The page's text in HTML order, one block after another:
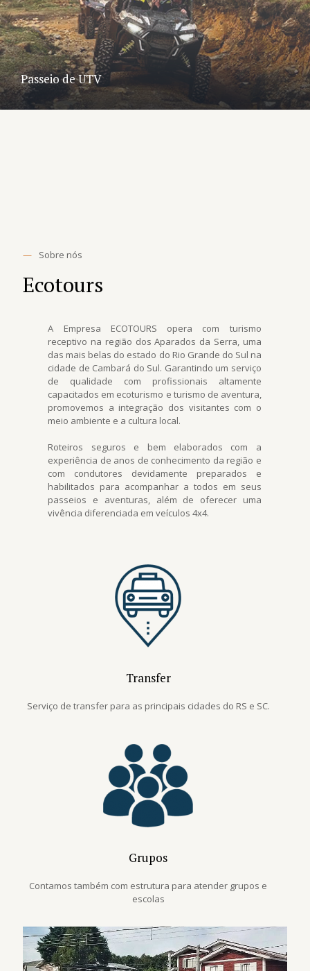
Passeio de UTV
— Sobre nós
Ecotours
A Empresa ECOTOURS opera com turismo
receptivo na região dos Aparados da Serra, uma
das mais belas do estado do Rio Grande do Sul na
cidade de Cambará do Sul. Garantindo um serviço
de qualidade com profissionais altamente
capacitados em ecoturismo e turismo de aventura,
promovemos a integração dos visitantes com o
meio ambiente e a cultura local.
Roteiros seguros e bem elaborados com a
experiência de anos de conhecimento da região e
com condutores devidamente preparados e
habilitados para acompanhar a todos em seus
passeios e aventuras, além de oferecer uma
vivência diferenciada em veículos 4x4.
Transfer
Serviço de transfer para as principais cidades do RS e SC.
Grupos
Contamos também com estrutura para atender grupos e
escolas